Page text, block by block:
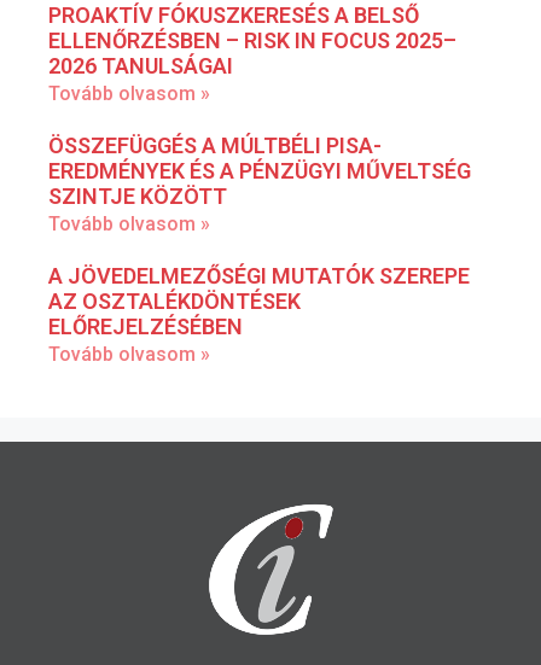
PROAKTÍV FÓKUSZKERESÉS A BELSŐ
ELLENŐRZÉSBEN – RISK IN FOCUS 2025–
2026 TANULSÁGAI
Tovább olvasom »
ÖSSZEFÜGGÉS A MÚLTBÉLI PISA-
EREDMÉNYEK ÉS A PÉNZÜGYI MŰVELTSÉG
SZINTJE KÖZÖTT
Tovább olvasom »
A JÖVEDELMEZŐSÉGI MUTATÓK SZEREPE
AZ OSZTALÉKDÖNTÉSEK
ELŐREJELZÉSÉBEN
Tovább olvasom »